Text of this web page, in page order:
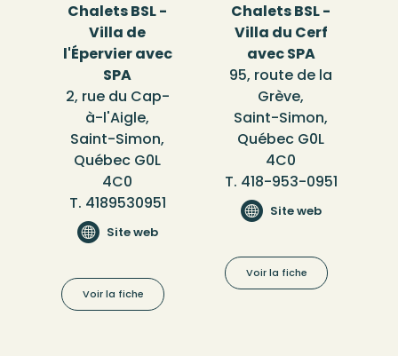
Chalets BSL -
Villa de
l'Épervier avec
SPA
2, rue du Cap-
à-l'Aigle,
Saint-Simon,
Québec G0L
4C0
T. 4189530951
Site web
Voir la fiche
Chalets BSL -
Villa du Cerf
avec SPA
95, route de la
Grève,
Saint-Simon,
Québec G0L
4C0
T. 418-953-0951
Site web
Voir la fiche